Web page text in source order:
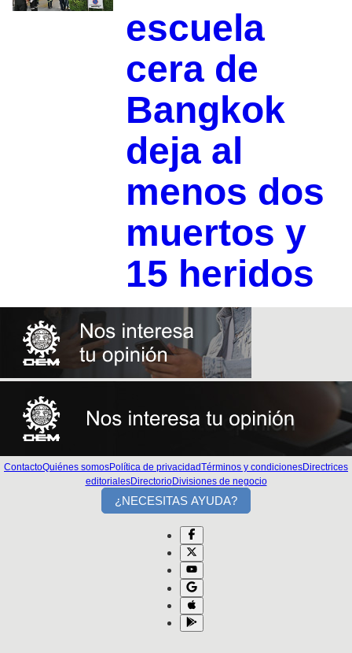
escuela
cera de
Bangkok
deja al
menos dos
muertos y
15 heridos
ContactoQuiénes somosPolítica de privacidadTérminos y condicionesDirectrices
editorialesDirectorioDivisiones de negocio
¿NECESITAS AYUDA?